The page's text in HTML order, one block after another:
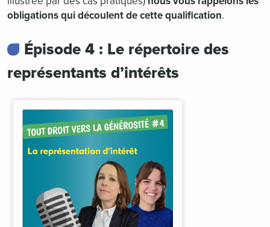
obligations qui découlent de cette qualification.
Épisode 4 : Le répertoire des
représentants d’intérêts